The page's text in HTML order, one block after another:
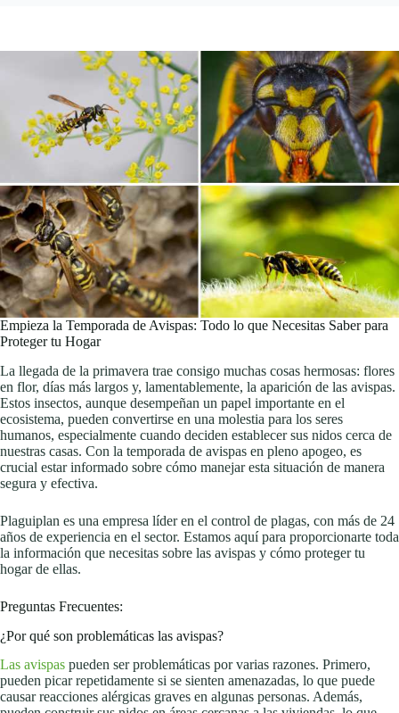
Empieza la Temporada de Avispas: Todo lo que Necesitas Saber para
Proteger tu Hogar
La llegada de la primavera trae consigo muchas cosas hermosas: flores
en flor, días más largos y, lamentablemente, la aparición de las avispas.
Estos insectos, aunque desempeñan un papel importante en el
ecosistema, pueden convertirse en una molestia para los seres
humanos, especialmente cuando deciden establecer sus nidos cerca de
nuestras casas. Con la temporada de avispas en pleno apogeo, es
crucial estar informado sobre cómo manejar esta situación de manera
segura y efectiva.
Plaguiplan es una empresa líder en el control de plagas, con más de 24
años de experiencia en el sector. Estamos aquí para proporcionarte toda
la información que necesitas sobre las avispas y cómo proteger tu
hogar de ellas.
Preguntas Frecuentes:
¿Por qué son problemáticas las avispas?
Las avispas pueden ser problemáticas por varias razones. Primero,
pueden picar repetidamente si se sienten amenazadas, lo que puede
causar reacciones alérgicas graves en algunas personas. Además,